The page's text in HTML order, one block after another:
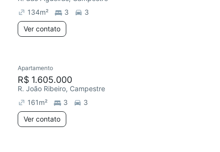
134m² 3
3
Ver contato
Apartamento
R$ 1.605.000
R. João Ribeiro, Campestre
161m² 3
3
Ver contato